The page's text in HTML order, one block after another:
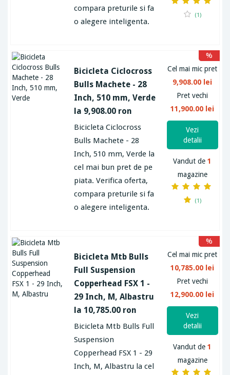
compara preturile si fa
o alegere inteligenta.
(1)
Bicicleta Ciclocross
Bulls Machete - 28
Inch, 510 mm, Verde
la 9,908.00 ron
Bicicleta Ciclocross
Bulls Machete - 28
Inch, 510 mm, Verde la
cel mai bun pret de pe
piata. Verifica oferta,
compara preturile si fa
o alegere inteligenta.
Cel mai mic pret
9,908.00 lei
Pret vechi
11,900.00 lei
%
Vezi
detalii
Vandut de1
magazine
(1)
Bicicleta Mtb Bulls
Full Suspension
Copperhead FSX 1 -
29 Inch, M, Albastru
la 10,785.00 ron
Bicicleta Mtb Bulls Full
Suspension
Copperhead FSX 1 - 29
Inch, M, Albastru la cel
Cel mai mic pret
10,785.00 lei
Pret vechi
12,900.00 lei
%
Vezi
detalii
Vandut de1
magazine